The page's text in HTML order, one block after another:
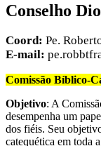
Conselho
Coord: Pe.
E-mail:
Comissão Bíblico-
Objetivo: A
desempenha um
dos fiéis. Seu
catequética em toda